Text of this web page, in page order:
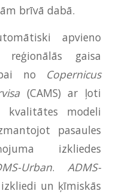
brīvā dabā.
apvieno
gaisa
no Copernicus
(CAMS) ar ļoti
kvalitātes modeli
pasaules
izkliedes
Urban. ADMS-
un ķīmiskās